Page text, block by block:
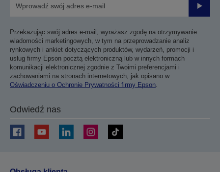
Przekazując swój adres e-mail, wyrażasz zgodę na otrzymywanie
wiadomości marketingowych, w tym na przeprowadzanie analiz
rynkowych i ankiet dotyczących produktów, wydarzeń, promocji i
usług firmy Epson pocztą elektroniczną lub w innych formach
komunikacji elektronicznej zgodnie z Twoimi preferencjami i
zachowaniami na stronach internetowych, jak opisano w
Oświadczeniu o Ochronie Prywatności firmy Epson.
Odwiedź nas